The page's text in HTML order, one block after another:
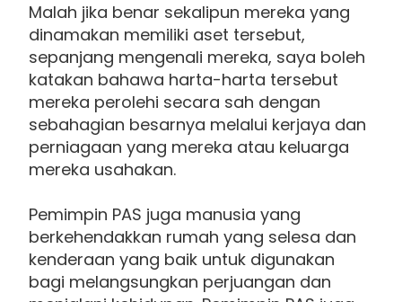
Malah jika benar sekalipun mereka yang
dinamakan memiliki aset tersebut,
sepanjang mengenali mereka, saya boleh
katakan bahawa harta-harta tersebut
mereka perolehi secara sah dengan
sebahagian besarnya melalui kerjaya dan
perniagaan yang mereka atau keluarga
mereka usahakan.
Pemimpin PAS juga manusia yang
berkehendakkan rumah yang selesa dan
kenderaan yang baik untuk digunakan
bagi melangsungkan perjuangan dan